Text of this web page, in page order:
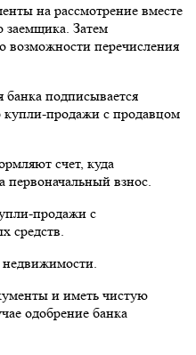
на рассмотрение вместе
заемщика. Затем
возможности перечисления
подписывается
купли-продажи с продавцом
счет, куда
первоначальный взнос.
продажи с
средств.
недвижимости.
и иметь чистую
одобрение банка